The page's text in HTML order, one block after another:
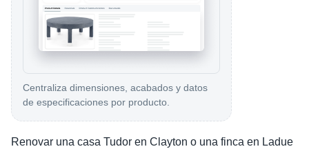
Centraliza dimensiones, acabados y datos
de especificaciones por producto.
Renovar una casa Tudor en Clayton o una finca en Ladue